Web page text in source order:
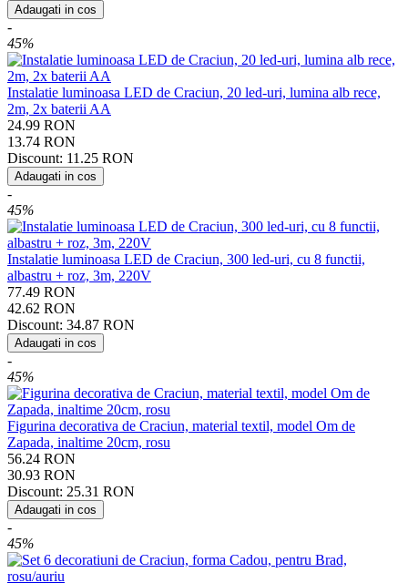
Adaugati in cos
-
45%
Instalatie luminoasa LED de Craciun, 20 led-uri, lumina alb rece,
2m, 2x baterii AA
24.99 RON
13.74 RON
Discount: 11.25 RON
Adaugati in cos
-
45%
Instalatie luminoasa LED de Craciun, 300 led-uri, cu 8 functii,
albastru + roz, 3m, 220V
77.49 RON
42.62 RON
Discount: 34.87 RON
Adaugati in cos
-
45%
Figurina decorativa de Craciun, material textil, model Om de
Zapada, inaltime 20cm, rosu
56.24 RON
30.93 RON
Discount: 25.31 RON
Adaugati in cos
-
45%